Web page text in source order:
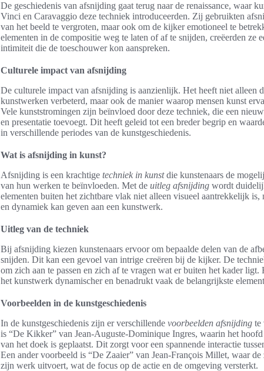
De geschiedenis van afsnijding gaat terug naar de renaissance, waar
Vinci en Caravaggio deze techniek introduceerden. Zij gebruikten
van het beeld te vergroten, maar ook om de kijker emotioneel te
elementen in de compositie weg te laten of af te snijden, creëerden ze
intimiteit die de toeschouwer kon aanspreken.
Culturele impact van afsnijding
De culturele impact van afsnijding is aanzienlijk. Het heeft niet alleen
kunstwerken verbeterd, maar ook de manier waarop mensen kunst
Vele kunststromingen zijn beïnvloed door deze techniek, die een
en presentatie toevoegt. Dit heeft geleid tot een breder begrip en
in verschillende periodes van de kunstgeschiedenis.
Wat is afsnijding in kunst?
Afsnijding is een krachtige techniek in kunstdie kunstenaars de
van hun werken te beïnvloeden. Met de uitleg afsnijding wordt
elementen buiten het zichtbare vlak niet alleen visueel aantrekkelijk is,
en dynamiek kan geven aan een kunstwerk.
Uitleg van de techniek
Bij afsnijding kiezen kunstenaars ervoor om bepaalde delen van de
snijden. Dit kan een gevoel van intrige creëren bij de kijker. De
om zich aan te passen en zich af te vragen wat er buiten het kader
het kunstwerk dynamischer en benadrukt vaak de belangrijkste
Voorbeelden in de kunstgeschiedenis
In de kunstgeschiedenis zijn er verschillende voorbeelden afsnijding te
is “De Kikker” van Jean-Auguste-Dominique Ingres, waarin het
van het doek is geplaatst. Dit zorgt voor een spannende interactie
Een ander voorbeeld is “De Zaaier” van Jean-François Millet, waar de
zijn werk uitvoert, wat de focus op de actie en de omgeving versterkt.